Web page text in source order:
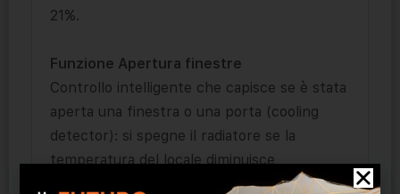
21%.
Funzione Apertura finestre
Controllo intelligente che capisce se è stata
aperta una finestra o una porta (cooling
detector): si spegne il radiatore se la
temperatura del locale diminuisce
rapidamente. Quando la temperatura si